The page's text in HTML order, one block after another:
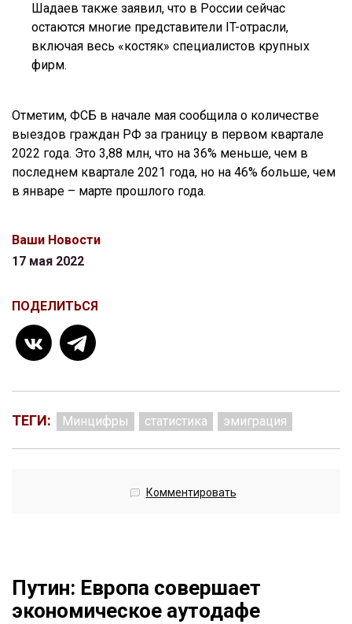
Шадаев также заявил, что в России сейчас
остаются многие представители IT-отрасли,
включая весь «костяк» специалистов крупных
фирм.
Отметим, ФСБ в начале мая сообщила о количестве
выездов граждан РФ за границу в первом квартале
2022 года. Это 3,88 млн, что на 36% меньше, чем в
последнем квартале 2021 года, но на 46% больше, чем
в январе – марте прошлого года.
Ваши Новости
17 мая 2022
ПОДЕЛИТЬСЯ
ТЕГИ: Минцифры статистика эмиграция
Комментировать
Путин: Европа совершает
экономическое аутодафе